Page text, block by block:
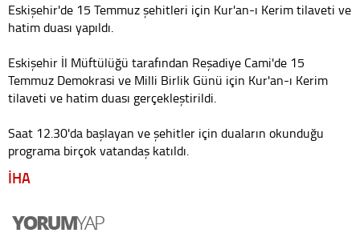
Eskişehir'de 15 Temmuz şehitleri için Kur'an-ı Kerim tilaveti ve
hatim duası yapıldı.
Eskişehir İl Müftülüğü tarafından Reşadiye Cami'de 15
Temmuz Demokrasi ve Milli Birlik Günü için Kur'an-ı Kerim
tilaveti ve hatim duası gerçekleştirildi.
Saat 12.30'da başlayan ve şehitler için duaların okunduğu
programa birçok vatandaş katıldı.
İHA